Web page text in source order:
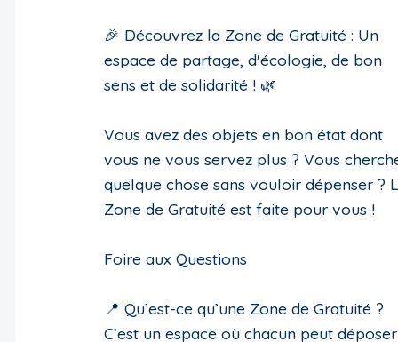
🎉 Découvrez la Zone de Gratuité : Un
espace de partage, d'écologie, de bon
sens et de solidarité ! 🌿
Vous avez des objets en bon état dont
vous ne vous servez plus ? Vous
quelque chose sans vouloir dépenser ?
Zone de Gratuité est faite pour vous !
Foire aux Questions
📍 Qu’est-ce qu’une Zone de Gratuité ?
C’est un espace où chacun peut déposer